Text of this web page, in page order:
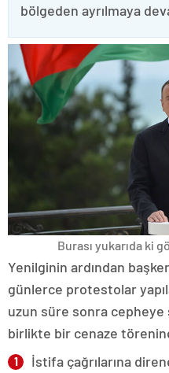
bölgeden ayrılmaya
Burası yukarıda ki
Yenilginin ardından
günlerce protestolar
uzun süre sonra
birlikte bir cenaze
İstifa çağrılarına